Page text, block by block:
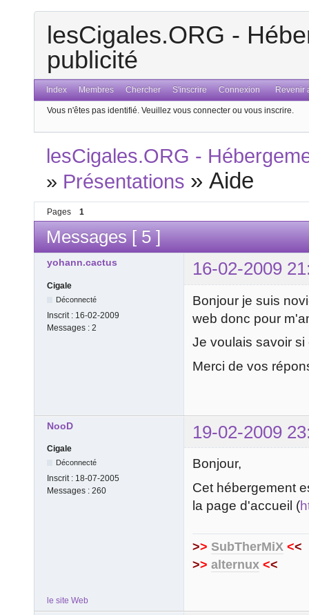
lesCigales.ORG -
publicité
Index Membres Chercher S'inscrire Connexion Revenir
Vous n'êtes pas identifié. Veuillez vous connecter ou vous inscrire.
lesCigales.ORG -
» Présentations »Aide
Pages 1
Messages [ 5 ]
yohann.cactus 16-02-2009
Cigale
Déconnecté
Inscrit : 16-02-2009
Messages : 2
Bonjour je suis
web donc pour
Je voulais savoir
Merci de vos
NooD 19-02-2009
Cigale
Déconnecté
Inscrit : 18-07-2005
Messages : 260
Bonjour,
Cet hébergement
la page d'accueil (
>> SubTherMiX <<
>> alternux <<
le site Web